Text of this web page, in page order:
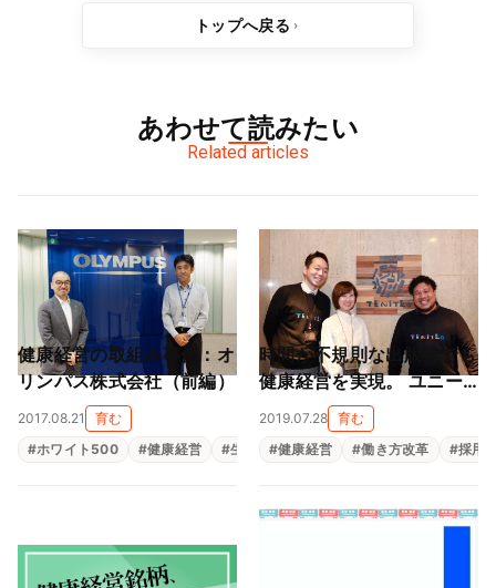
トップへ戻る
あわせて読みたい
Related articles
健康経営の取組み事例：オ
リンパス株式会社（前編）
2017.08.21
育む
#ホワイト500 #健康経営 #生活習慣病対策
時間が不規則な出版業でも
健康経営を実現。 ユニー
クなアイデアと根気が成功
2019.07.28 育む
#健康経営 #働き方改革 #採用